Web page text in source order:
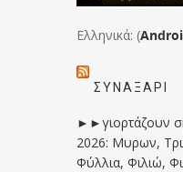
Ελληνικά: (
ΣΥΝΑΞΆΡΙ
►►γιορτάζουν
2026: Μυρων,
Φύλλια, Φιλιώ,